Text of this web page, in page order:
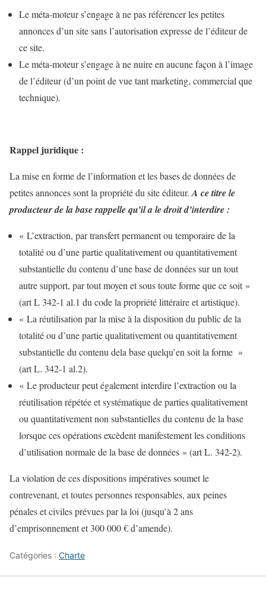
Le méta-moteur s’engage à ne pas référencer les petites
annonces d’un site sans l’autorisation expresse de l’éditeur de
ce site.
Le méta-moteur s’engage à ne nuire en aucune façon à l’image
de l’éditeur (d’un point de vue tant marketing, commercial que
technique).
Rappel juridique :
La mise en forme de l’information et les bases de données de
petites annonces sont la propriété du site éditeur. A ce titre le
producteur de la base rappelle qu’il a le droit d’interdire :
« L’extraction, par transfert permanent ou temporaire de la
totalité ou d’une partie qualitativement ou quantitativement
substantielle du contenu d’une base de données sur un tout
autre support, par tout moyen et sous toute forme que ce soit »
(art L 342-1 al.1 du code la propriété littéraire et artistique).
« La réutilisation par la mise à la disposition du public de la
totalité ou d’une partie qualitativement ou quantitativement
substantielle du contenu dela base quelqu’en soit la forme »
(art L. 342-1 al.2).
« Le producteur peut également interdire l’extraction ou la
réutilisation répétée et systématique de parties qualitativement
ou quantitativement non substantielles du contenu de la base
lorsque ces opérations excèdent manifestement les conditions
d’utilisation normale de la base de données » (art L. 342-2).
La violation de ces dispositions impératives soumet le
contrevenant, et toutes personnes responsables, aux peines
pénales et civiles prévues par la loi (jusqu’à 2 ans
d’emprisonnement et 300 000 € d’amende).
Catégories : Charte